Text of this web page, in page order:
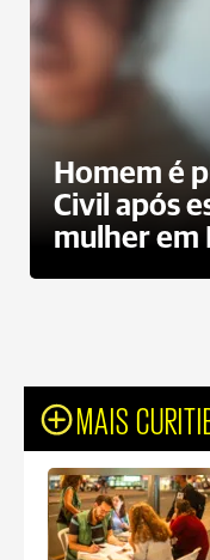
Homem é
Civil após
mulher em
MAIS